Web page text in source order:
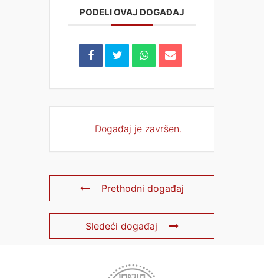
PODELI OVAJ DOGAĐAJ
Događaj je završen.
Prethodni događaj
Sledeći događaj